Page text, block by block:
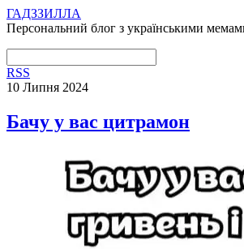
ГАДЗЗИЛЛА
Персональний блог з українськими
RSS
10 Липня 2024
Бачу у вас цитрамон